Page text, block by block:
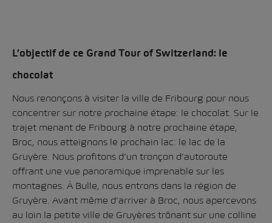
L’objectif de ce Grand Tour of Switzerland: le
chocolat
Nous renonçons à visiter la ville de Fribourg pour nous
concentrer sur notre prochaine étape: le chocolat. Sur le
trajet menant de Fribourg à notre prochaine étape,
Broc, nous atteignons le prochain lac: le lac de la
Gruyère. Nous profitons d’un tronçon d’autoroute
offrant une vue panoramique imprenable sur les
montagnes. À Bulle, nous entrons dans la région de
Gruyère. Avant même d’arriver à Broc, nous apercevons
au loin la petite ville de Gruyères trônant sur une colline